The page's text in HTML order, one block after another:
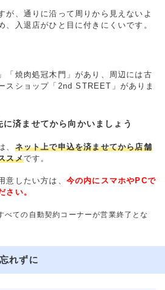
が、通りに沿って周りから見えないよ
、入退店がひと目に付きにくいです。
「焼肉処冠木門」があり、周辺には古
スショップ「2nd STREET」がありま
済ませてから向かいましょう
、 ネット上で申込を済ませてから店舗
スメです。
意したい方は、 今の内にスマホやPCで
さい。
ての自動契約コーナーが営業終了とな
れずに